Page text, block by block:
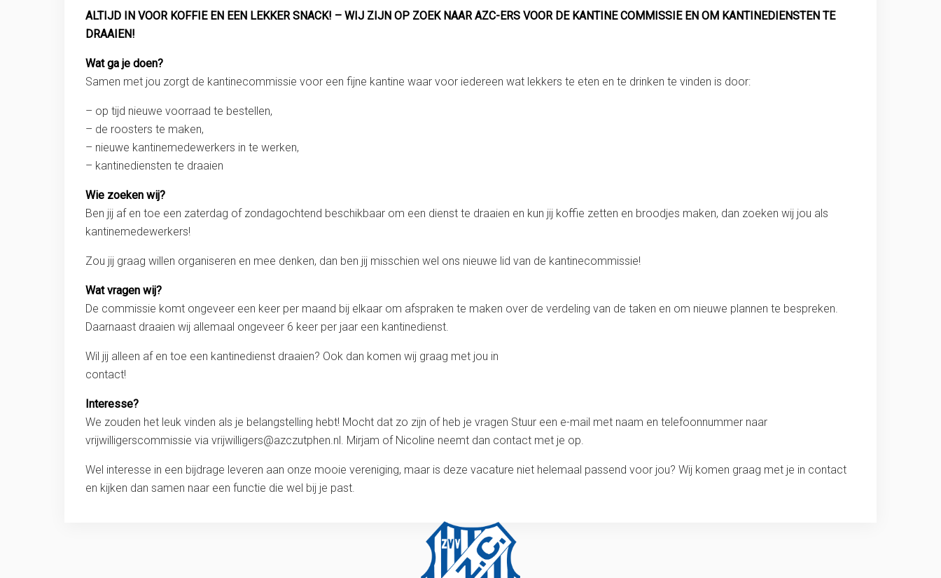
ALTIJD IN VOOR KOFFIE EN EEN LEKKER SNACK! – WIJ ZIJN OP ZOEK NAAR AZC-ERS VOOR DE KANTINE COMMISSIE EN OM KANTINEDIENSTEN TE
DRAAIEN!
Wat ga je doen?
Samen met jou zorgt de kantinecommissie voor een fijne kantine waar voor iedereen wat lekkers te eten en te drinken te vinden is door:
– op tijd nieuwe voorraad te bestellen,
– de roosters te maken,
– nieuwe kantinemedewerkers in te werken,
– kantinediensten te draaien
Wie zoeken wij?
Ben jij af en toe een zaterdag of zondagochtend beschikbaar om een dienst te draaien en kun jij koffie zetten en broodjes maken, dan zoeken wij jou als
kantinemedewerkers!
Zou jij graag willen organiseren en mee denken, dan ben jij misschien wel ons nieuwe lid van de kantinecommissie!
Wat vragen wij?
De commissie komt ongeveer een keer per maand bij elkaar om afspraken te maken over de verdeling van de taken en om nieuwe plannen te bespreken.
Daarnaast draaien wij allemaal ongeveer 6 keer per jaar een kantinedienst.
Wil jij alleen af en toe een kantinedienst draaien? Ook dan komen wij graag met jou in
contact!
Interesse?
We zouden het leuk vinden als je belangstelling hebt! Mocht dat zo zijn of heb je vragen Stuur een e-mail met naam en telefoonnummer naar
vrijwilligerscommissie via vrijwilligers@azczutphen.nl. Mirjam of Nicoline neemt dan contact met je op.
Wel interesse in een bijdrage leveren aan onze mooie vereniging, maar is deze vacature niet helemaal passend voor jou? Wij komen graag met je in contact
en kijken dan samen naar een functie die wel bij je past.